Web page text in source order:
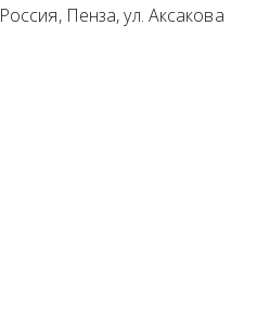
Россия, Пенза,ул. Аксакова